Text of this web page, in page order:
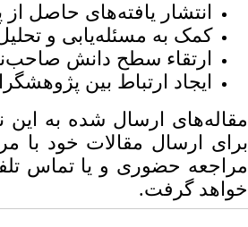
انتشار یافته‌های حاصل
کمک به مسئله‌یابی و
ارتقاء سطح دانش
ایجاد ارتباط بین
مقاله‌های ارسال شده به
برای ارسال مقالات خود با
مراجعه حضوری و یا تماس
خواهد گرفت.